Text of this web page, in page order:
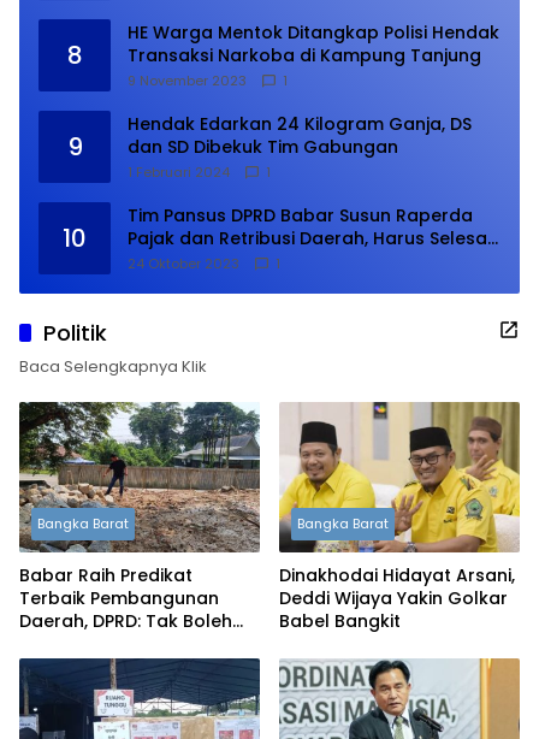
8
HE Warga Mentok Ditangkap Polisi Hendak
Transaksi Narkoba di Kampung Tanjung
9 November 2023 1
9
Hendak Edarkan 24 Kilogram Ganja, DS
dan SD Dibekuk Tim Gabungan
1 Februari 2024 1
10
Tim Pansus DPRD Babar Susun Raperda
Pajak dan Retribusi Daerah, Harus Selesai
Januari 2024
24 Oktober 2023 1
Politik
Baca Selengkapnya Klik
Bangka Barat
Babar Raih Predikat
Terbaik Pembangunan
Daerah, DPRD: Tak Boleh
Bangka Barat
Dinakhodai Hidayat Arsani,
Deddi Wijaya Yakin Golkar
Babel Bangkit